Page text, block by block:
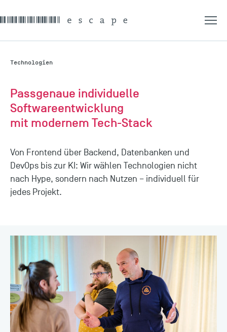
Technologien
Passgenaue individuelle
Softwareentwicklung
mit modernem Tech-Stack
Von Frontend über Backend, Datenbanken und
DevOps bis zur KI: Wir wählen Technologien nicht
nach Hype, sondern nach Nutzen – individuell für
jedes Projekt.